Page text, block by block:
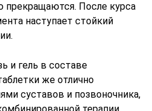
После курса
наступает стойкий
и гель в составе
же отлично
суставов и позвоночника,